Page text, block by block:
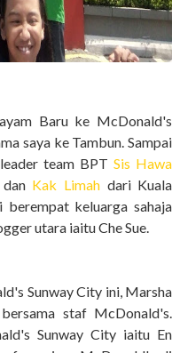
Baru ke McDonald's
saya ke Tambun. Sampai
team BPT Sis Hawa
Kak Limah dari Kuala
keluarga sahaja
utara iaitu Che Sue.
Sunway City ini, Marsha
staf McDonald's.
Sunway City iaitu En